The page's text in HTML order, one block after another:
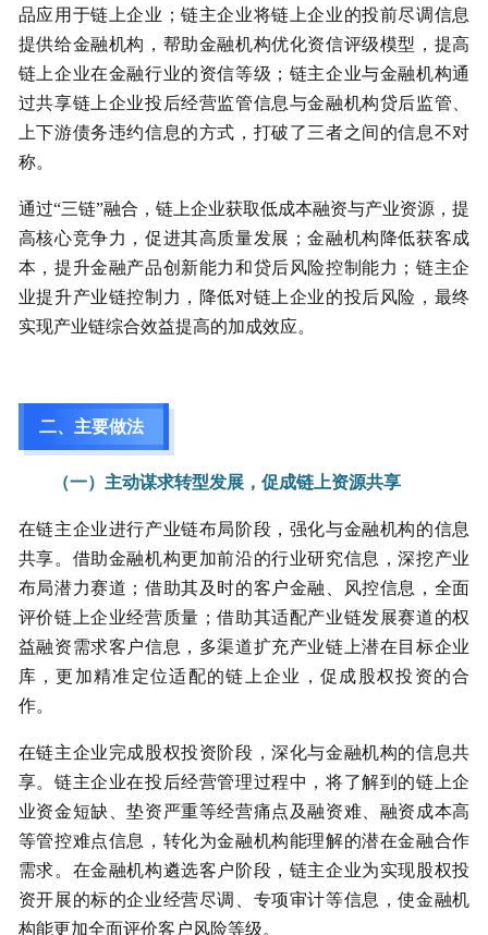
品应用于链上企业；链主企业将链上企业的投前尽调信息
提供给金融机构，帮助金融机构优化资信评级模型，提高
链上企业在金融行业的资信等级；链主企业与金融机构通
过共享链上企业投后经营监管信息与金融机构贷后监管、
上下游债务违约信息的方式，打破了三者之间的信息不对
称。
通过“三链”融合，链上企业获取低成本融资与产业资源，提
高核心竞争力，促进其高质量发展；金融机构降低获客成
本，提升金融产品创新能力和贷后风险控制能力；链主企
业提升产业链控制力，降低对链上企业的投后风险，最终
实现产业链综合效益提高的加成效应。
二、主要做法
（一）主动谋求转型发展，促成链上资源共享
在链主企业进行产业链布局阶段，强化与金融机构的信息
共享。借助金融机构更加前沿的行业研究信息，深挖产业
布局潜力赛道；借助其及时的客户金融、风控信息，全面
评价链上企业经营质量；借助其适配产业链发展赛道的权
益融资需求客户信息，多渠道扩充产业链上潜在目标企业
库，更加精准定位适配的链上企业，促成股权投资的合
作。
在链主企业完成股权投资阶段，深化与金融机构的信息共
享。链主企业在投后经营管理过程中，将了解到的链上企
业资金短缺、垫资严重等经营痛点及融资难、融资成本高
等管控难点信息，转化为金融机构能理解的潜在金融合作
需求。在金融机构遴选客户阶段，链主企业为实现股权投
资开展的标的企业经营尽调、专项审计等信息，使金融机
构能更加全面评价客户风险等级。